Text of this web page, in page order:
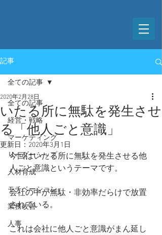
記事
全ての記事
経営・戦略
マーケティング
リーダーシップ
人材育成
モチベーション
業務改善
人事
全ての記事
いたる所に無駄を発生させ
る「他人ごと意識」
2020年2月28日
更新日： 2020年3月1日
今回はいたる所に無駄を発生させる他
人ごと意識というテーマです。
会社の中が無駄・非効率だらけで放置
されている。
これは会社に他人ごと意識がまん延し